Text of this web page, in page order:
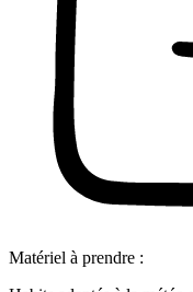
Matériel à prendre :